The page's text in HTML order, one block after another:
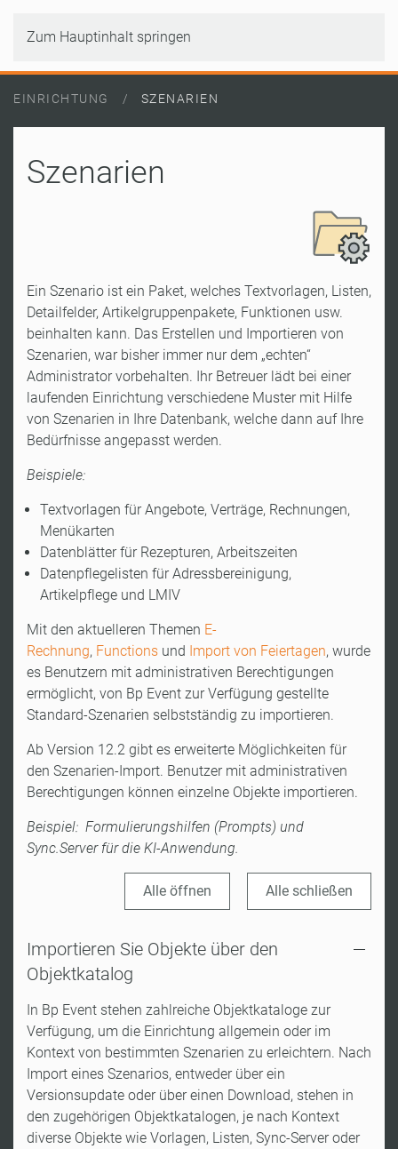
Zum Hauptinhalt springen
EINRICHTUNG SZENARIEN
Szenarien
Ein Szenario ist ein Paket, welches Textvorlagen, Listen,
Detailfelder, Artikelgruppenpakete, Funktionen usw.
beinhalten kann. Das Erstellen und Importieren von
Szenarien, war bisher immer nur dem „echten“
Administrator vorbehalten. Ihr Betreuer lädt bei einer
laufenden Einrichtung verschiedene Muster mit Hilfe
von Szenarien in Ihre Datenbank, welche dann auf Ihre
Bedürfnisse angepasst werden.
Beispiele:
Textvorlagen für Angebote, Verträge, Rechnungen,
Menükarten
Datenblätter für Rezepturen, Arbeitszeiten
Datenpflegelisten für Adressbereinigung,
Artikelpflege und LMIV
Mit den aktuelleren Themen E-
Rechnung, Functions und Import von Feiertagen, wurde
es Benutzern mit administrativen Berechtigungen
ermöglicht, von Bp Event zur Verfügung gestellte
Standard-Szenarien selbstständig zu importieren.
Ab Version 12.2 gibt es erweiterte Möglichkeiten für
den Szenarien-Import. Benutzer mit administrativen
Berechtigungen können einzelne Objekte importieren.
Beispiel: Formulierungshilfen (Prompts) und
Sync.Server für die KI-Anwendung.
Alle öffnen Alle schließen
Importieren Sie Objekte über den
Objektkatalog
In Bp Event stehen zahlreiche Objektkataloge zur
Verfügung, um die Einrichtung allgemein oder im
Kontext von bestimmten Szenarien zu erleichtern. Nach
Import eines Szenarios, entweder über ein
Versionsupdate oder über einen Download, stehen in
den zugehörigen Objektkatalogen, je nach Kontext
diverse Objekte wie Vorlagen, Listen, Sync-Server oder